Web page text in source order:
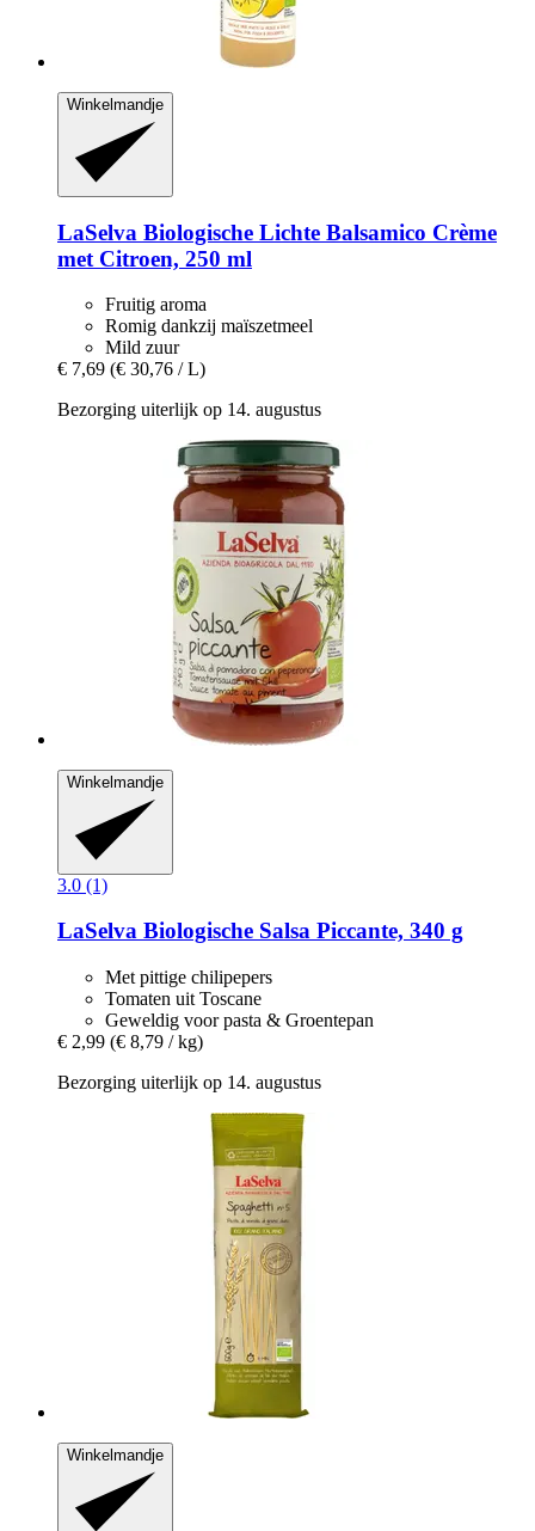
Winkelmandje
LaSelva Biologische Lichte Balsamico Crème
met Citroen, 250 ml
Fruitig aroma
Romig dankzij maïszetmeel
Mild zuur
€ 7,69 (€ 30,76 / L)
Bezorging uiterlijk op 14. augustus
Winkelmandje
3.0 (1)
LaSelva Biologische Salsa Piccante, 340 g
Met pittige chilipepers
Tomaten uit Toscane
Geweldig voor pasta & Groentepan
€ 2,99 (€ 8,79 / kg)
Bezorging uiterlijk op 14. augustus
Winkelmandje